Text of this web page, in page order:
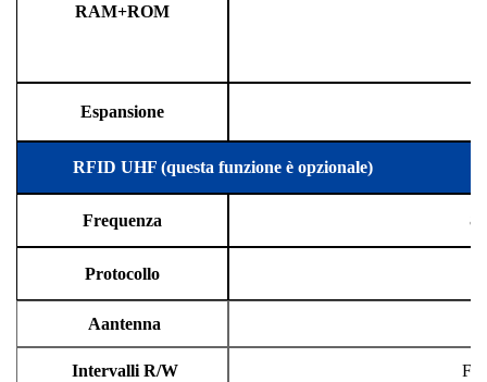
RAM+ROM
Espansione
RFID UHF (questa funzione è opzionale)
Frequenza
Protocollo
Aantenna
Intervalli R/W